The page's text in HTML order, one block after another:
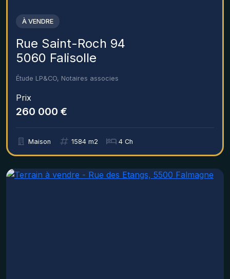
À VENDRE
Rue Saint-Roch 94
5060 Falisolle
Étude LP&CO, Notaires associes
Prix
260 000 €
Maison 1584 m2 4 Ch